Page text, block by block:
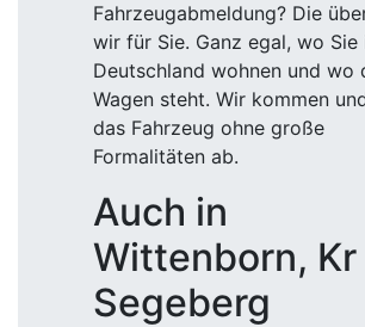
Fahrzeugabmeldung? Die
wir für Sie. Ganz egal, wo Sie
Deutschland wohnen und wo
Wagen steht. Wir kommen
das Fahrzeug ohne große
Formalitäten ab.
Auch in
Wittenborn, Kr
Segeberg